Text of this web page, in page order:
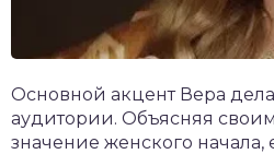
Основной акцент Вера
аудитории. Объясняя
значение женского начала,